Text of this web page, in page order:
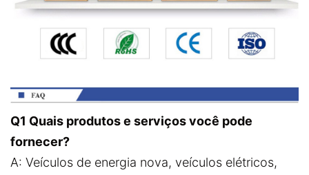
Q1 Quais produtos e serviços você pode
fornecer?
A: Veículos de energia nova, veículos elétricos,